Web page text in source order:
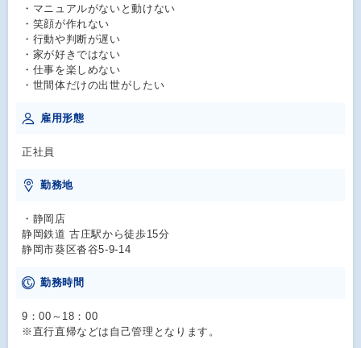
・マニュアルがないと動けない
・笑顔が作れない
・行動や判断が遅い
・家が好きではない
・仕事を楽しめない
・世間体だけの出世がしたい
雇用形態
正社員
勤務地
・静岡店
静岡鉄道 古庄駅から徒歩15分
静岡市葵区沓谷5-9-14
勤務時間
9：00～18：00
※直行直帰などは自己管理となります。